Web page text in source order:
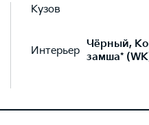
Кузов
Интерьер Чёрный,
замша*